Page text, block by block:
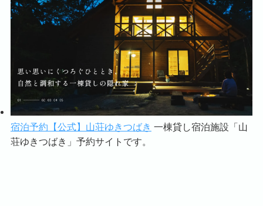
宿泊予約【公式】山荘ゆきつばき 一棟貸し宿泊施設「山
荘ゆきつばき」予約サイトです。